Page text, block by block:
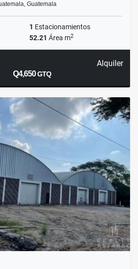
Guatemala
1 Estacionamientos
52.21 Área m2
Alquiler
Q4,650GTQ